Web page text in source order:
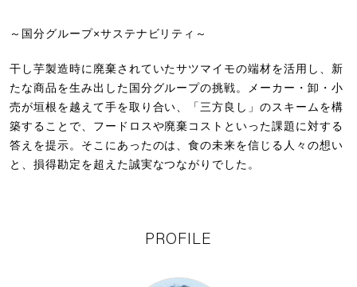
「黒アヒージョ」を通じて描く、
千葉県と国分の共創のかたち
Project 02国分グループ×サスティナビリティ
捨てられていた食品に、
～国分グループ×サステナビリティ～
干し芋製造時に廃棄されていたサツマイモの端材を活用し、新
たな商品を生み出した国分グループの挑戦。メーカー・卸・小
売が垣根を越えて手を取り合い、「三方良し」のスキームを構
築することで、フードロスや廃棄コストといった課題に対する
答えを提示。そこにあったのは、食の未来を信じる人々の想い
と、損得勘定を超えた誠実なつながりでした。
PROFILE